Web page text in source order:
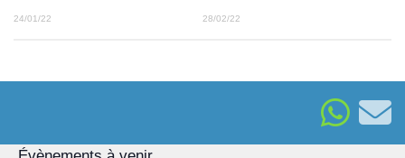
24/01/22 28/02/22